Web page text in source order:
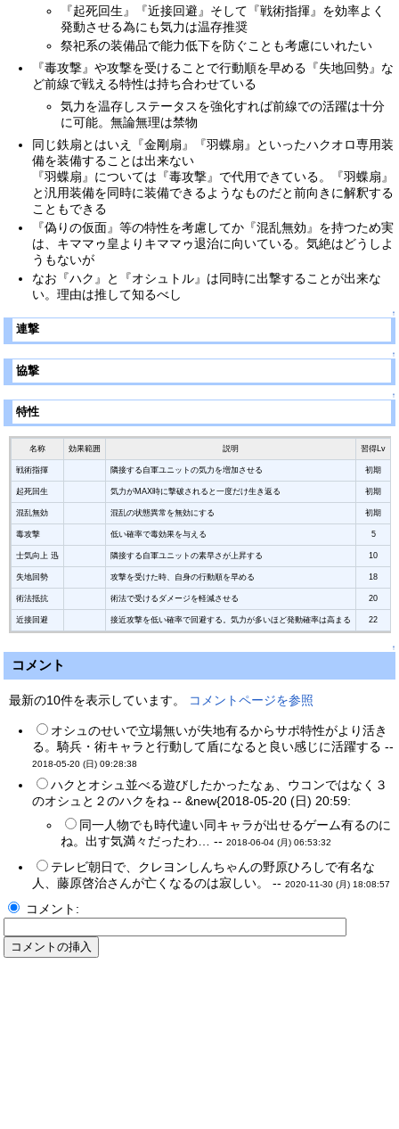
『起死回生』『近接回避』そして『戦術指揮』を効率よく
発動させる為にも気力は温存推奨
祭祀系の装備品で能力低下を防ぐことも考慮にいれたい
『毒攻撃』や攻撃を受けることで行動順を早める『失地回勢』な
ど前線で戦える特性は持ち合わせている
気力を温存しステータスを強化すれば前線での活躍は十分
に可能。無論無理は禁物
同じ鉄扇とはいえ『金剛扇』『羽蝶扇』といったハクオロ専用装
備を装備することは出来ない
『羽蝶扇』については『毒攻撃』で代用できている。『羽蝶扇』
と汎用装備を同時に装備できるようなものだと前向きに解釈する
こともできる
『偽りの仮面』等の特性を考慮してか『混乱無効』を持つため実
は、キママゥ皇よりキママゥ退治に向いている。気絶はどうしよ
うもないが
なお『ハク』と『オシュトル』は同時に出撃することが出来な
い。理由は推して知るべし
↑
連撃
↑
協撃
↑
特性
名称 効果範囲 説明 習得Lv
戦術指揮 隣接する自軍ユニットの気力を増加させる 初期
起死回生 気力がMAX時に撃破されると一度だけ生き返る 初期
混乱無効 混乱の状態異常を無効にする 初期
毒攻撃 低い確率で毒効果を与える 5
士気向上 迅 隣接する自軍ユニットの素早さが上昇する 10
失地回勢 攻撃を受けた時、自身の行動順を早める 18
術法抵抗 術法で受けるダメージを軽減させる 20
近接回避 接近攻撃を低い確率で回避する。気力が多いほど発動確率は高まる 22
↑
コメント
最新の10件を表示しています。 コメントページを参照
オシュのせいで立場無いが失地有るからサポ特性がより活き
る。騎兵・術キャラと行動して盾になると良い感じに活躍する --
2018-05-20 (日) 09:28:38
ハクとオシュ並べる遊びしたかったなぁ、ウコンではなく３
のオシュと２のハクをね -- &new{2018-05-20 (日) 20:59:
同一人物でも時代違い同キャラが出せるゲーム有るのに
ね。出す気満々だったわ… --2018-06-04 (月) 06:53:32
テレビ朝日で、クレヨンしんちゃんの野原ひろしで有名な
人、藤原啓治さんが亡くなるのは寂しい。 --2020-11-30 (月) 18:08:57
コメント: